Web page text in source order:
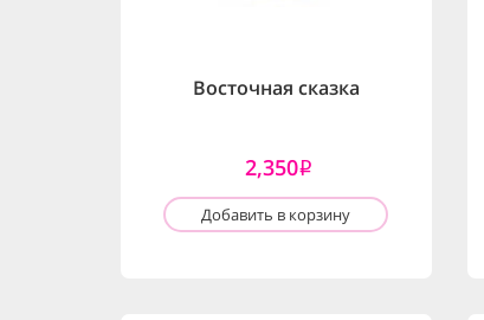
Восточная сказка
2,350i
Добавить в корзину